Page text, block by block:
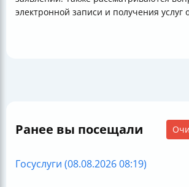
электронной записи и получения услуг
Ранее вы посещали
Госуслуги (08.08.2026 08:19)